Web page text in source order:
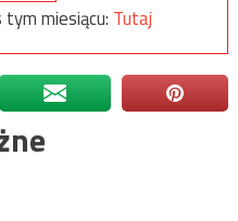
miesiącu: Tutaj